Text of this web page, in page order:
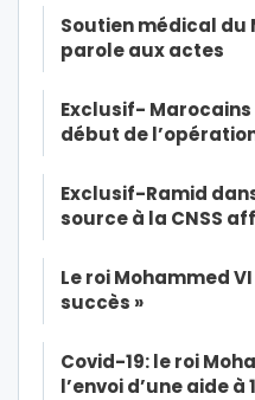
Soutien médical du
parole aux actes
Exclusif-
début de
Exclusif-Ramid
source à la CNSS
Le roi Mohammed
succès »
Covid-19: le roi
l’envoi d’une aide à